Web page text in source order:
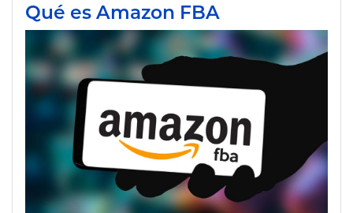
Qué es Amazon FBA